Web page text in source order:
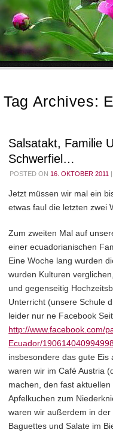
Tag Archives:
Salsatakt, Familie
Schwerfiel…
POSTED ON 16. OKTOBER 2011 |
Jetzt müssen wir mal ein
etwas faul die letzten zwei
Zum zweiten Mal auf
einer ecuadorianischen
Eine Woche lang wurden
wurden Kulturen
und gegenseitig
Unterricht (unsere Schule
leider nur ne Facebook
http://www.facebook.com/
Ecuador/
insbesondere das gute
waren wir im Café Austria
machen, den fast
Apfelkuchen zum
waren wir außerdem in der
Baguettes und Salate im